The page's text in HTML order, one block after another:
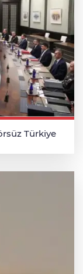
Türkiye